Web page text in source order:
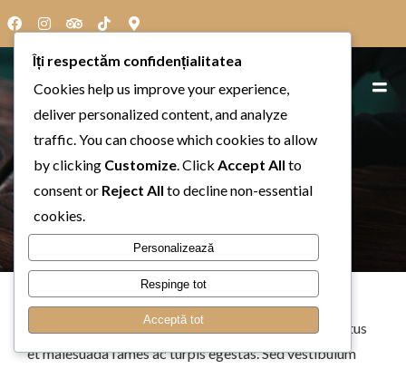
Christina Hardy
Pellentesque habitant morbi tristique senectus et netus
et malesuada fames ac turpis egestas. Sed vestibulum
Îți respectăm confidențialitatea
Cookies help us improve your experience,
deliver personalized content, and analyze
traffic. You can choose which cookies to allow
by clicking Customize . Click Accept All to
consent or Reject All to decline non-essential
cookies.
Personalizează
Respinge tot
Acceptă tot